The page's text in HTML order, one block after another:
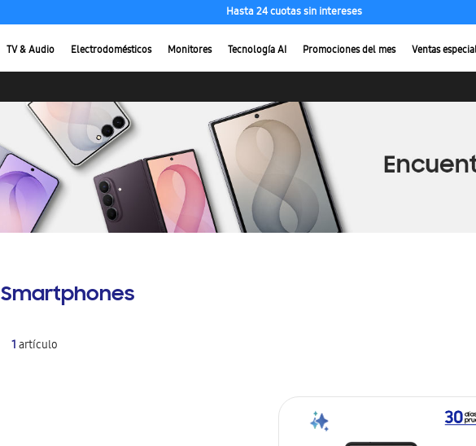
Hasta 24 cuotas sin intereses
TV & Audio Electrodomésticos Monitores Tecnología AI Promociones del mes Ventas
Smartphones
1artículo